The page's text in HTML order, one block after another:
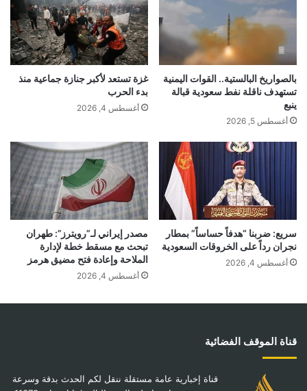
بالصواريخ البالستية.. القوات اليمنية
تستهدف ناقلة نفط سعودية قبالة
ينبع
أغسطس 5, 2026
غزة تستعد لأكبر جنازة جماعية منذ
بدء الحرب
أغسطس 4, 2026
سريع: ضربنا “هدفاً حساساً” بمطار
نجران رداً على الخروقات السعودية
أغسطس 4, 2026
مصدر إيراني لـ”رويترز”: طهران
تبحث مع مسقط خطة لإدارة
الملاحة وإعادة فتح مضيق هرمز
أغسطس 4, 2026
قناة الموقف الفضائية
قناة إخبارية عامة مستقلة ننقل لكم الحدث بدقة وسرعة